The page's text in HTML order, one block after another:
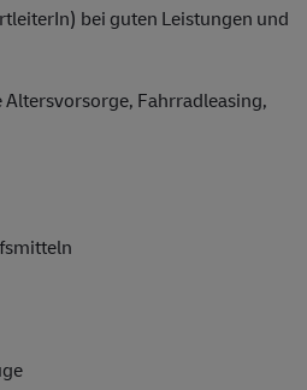
bei guten Leistungen und
Fahrradleasing,